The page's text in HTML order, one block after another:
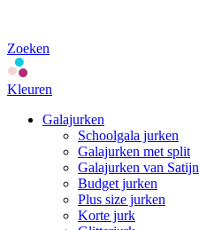
Zoeken
Kleuren
Galajurken
Schoolgala jurken
Galajurken met split
Galajurken van Satijn
Budget jurken
Plus size jurken
Korte jurk